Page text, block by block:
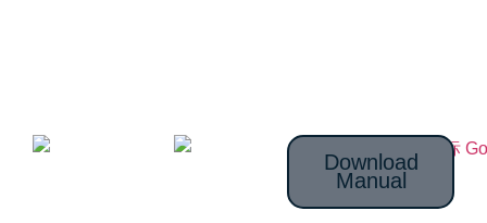
Download
Manual